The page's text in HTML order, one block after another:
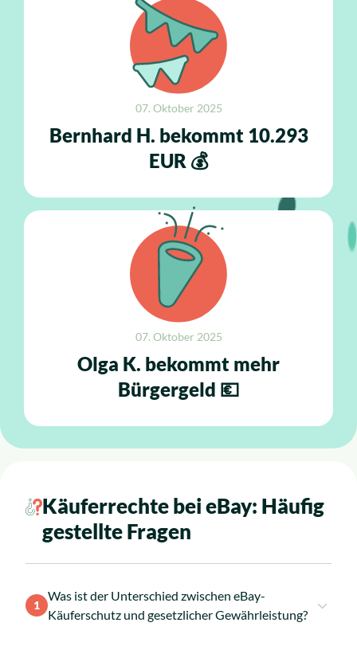
07. Oktober 2025
Bernhard H. bekommt 10.293
EUR 💰
07. Oktober 2025
Olga K. bekommt mehr
Bürgergeld 💶
Käuferrechte bei eBay: Häufig
gestellte Fragen
1
Was ist der Unterschied zwischen eBay-
Käuferschutz und gesetzlicher Gewährleistung?